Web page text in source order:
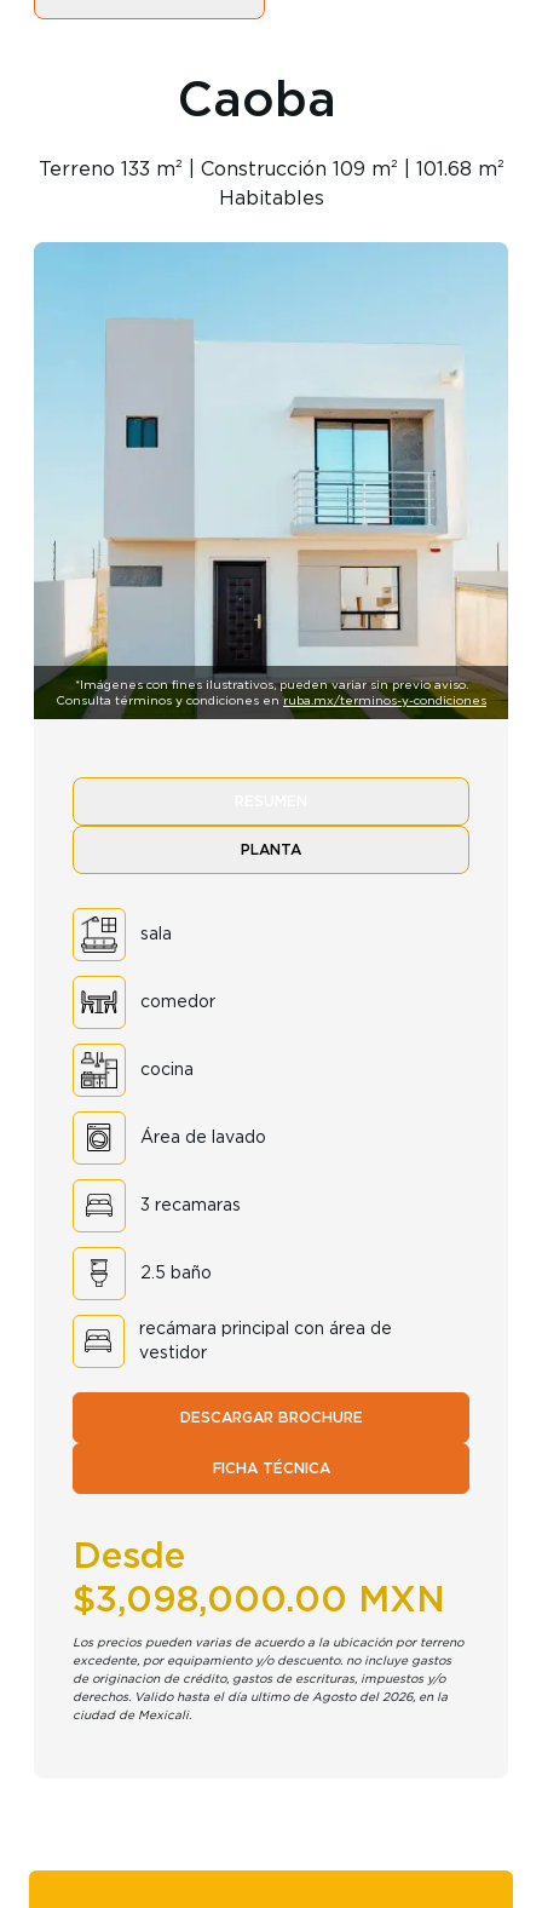
Caoba
Terreno 133 m² | Construcción 109 m² | 101.68 m²
Habitables
*Imágenes con fines ilustrativos, pueden variar sin previo aviso.
Consulta términos y condiciones en ruba.mx/terminos-y-condiciones
PLANTA
sala
comedor
cocina
Área de lavado
3 recamaras
2.5 baño
recámara principal con área de
vestidor
DESCARGAR BROCHURE
FICHA TÉCNICA
Desde
$3,098,000.00 MXN
Los precios pueden varias de acuerdo a la ubicación por terreno
excedente, por equipamiento y/o descuento. no incluye gastos
de originacion de crédito, gastos de escrituras, impuestos y/o
derechos. Valido hasta el día ultimo de Agosto del 2026, en la
ciudad de Mexicali.